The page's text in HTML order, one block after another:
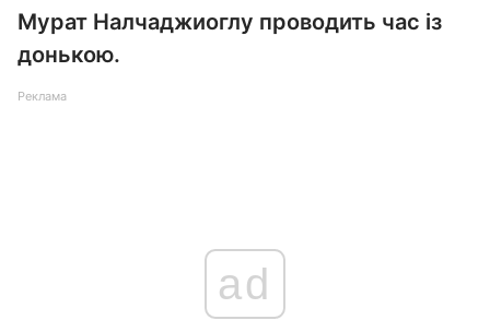
Мурат Налчаджиоглу проводить час із
донькою.
Реклама
ad